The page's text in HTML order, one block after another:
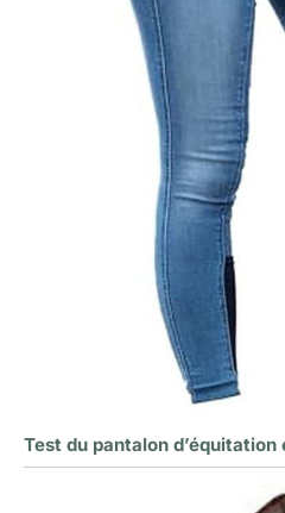
Test du pantalon d’équitation